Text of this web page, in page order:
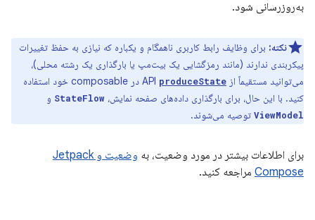
به‌روزرسانی شود.
نکته: برای وظایف رابط کاربری ناهمگام و یکباره که نیازی به حفظ تغییرات
پیکربندی ندارند (مانند رمزگشایی یک بیت‌مپ یا بارگذاری یک رشته محلی)،
می‌توانید مستقیماً از API produceState
در composable خود استفاده
کنید. با این حال، برای بارگذاری داده‌های صفحه نمایش، StateFlow و
ViewModel توصیه می‌شوند.
برای اطلاعات بیشتر در مورد وضعیت، به
وضعیت و Jetpack
Compose مراجعه کنید.